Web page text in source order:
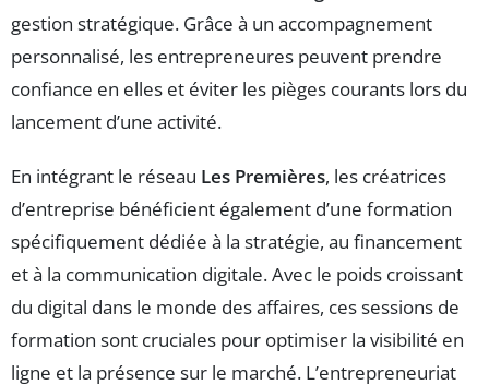
gestion stratégique. Grâce à un accompagnement
personnalisé, les entrepreneures peuvent prendre
confiance en elles et éviter les pièges courants lors du
lancement d’une activité.
En intégrant le réseau Les Premières, les créatrices
d’entreprise bénéficient également d’une formation
spécifiquement dédiée à la stratégie, au financement
et à la communication digitale. Avec le poids croissant
du digital dans le monde des affaires, ces sessions de
formation sont cruciales pour optimiser la visibilité en
ligne et la présence sur le marché. L’entrepreneuriat